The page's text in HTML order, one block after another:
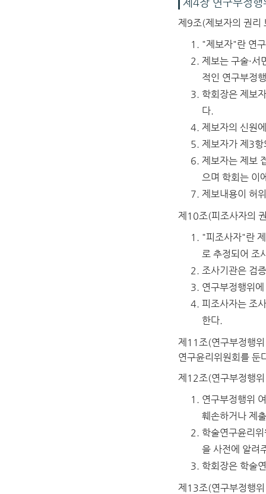
제9조(제보자의 권리
"제보자"란 연
제보는 구술·서
적인 연구부정
학회장은 제보
다.
제보자의 신원
제보자가 제3항
제보자는 제보
으며 학회는 이
제보내용이 허
제10조(피조사자의
"피조사자"란
로 추정되어 조
조사기관은 검
연구부정행위
피조사자는 조
한다.
제11조(연구부정행
연구윤리위원회를 둔
제12조(연구부정행
연구부정행위
훼손하거나 제
학술연구윤리
을 사전에 알려
학회장은 학술
제13조(연구부정행